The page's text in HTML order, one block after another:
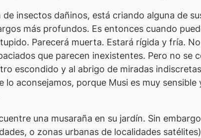
insectos dañinos, está criando alguna de
más profundos. Es entonces cuando
Parecerá muerta. Estará rígida y fría.
que parecen inexistentes. Pero no se
escondido y al abrigo de miradas
lo aconsejamos, porque Musi es muy
una musaraña en su jardín. Sin
o zonas urbanas de localidades